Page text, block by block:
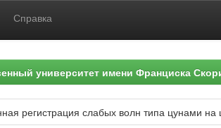
Справка
университет имени Франциска
регистрация слабых волн типа цунами